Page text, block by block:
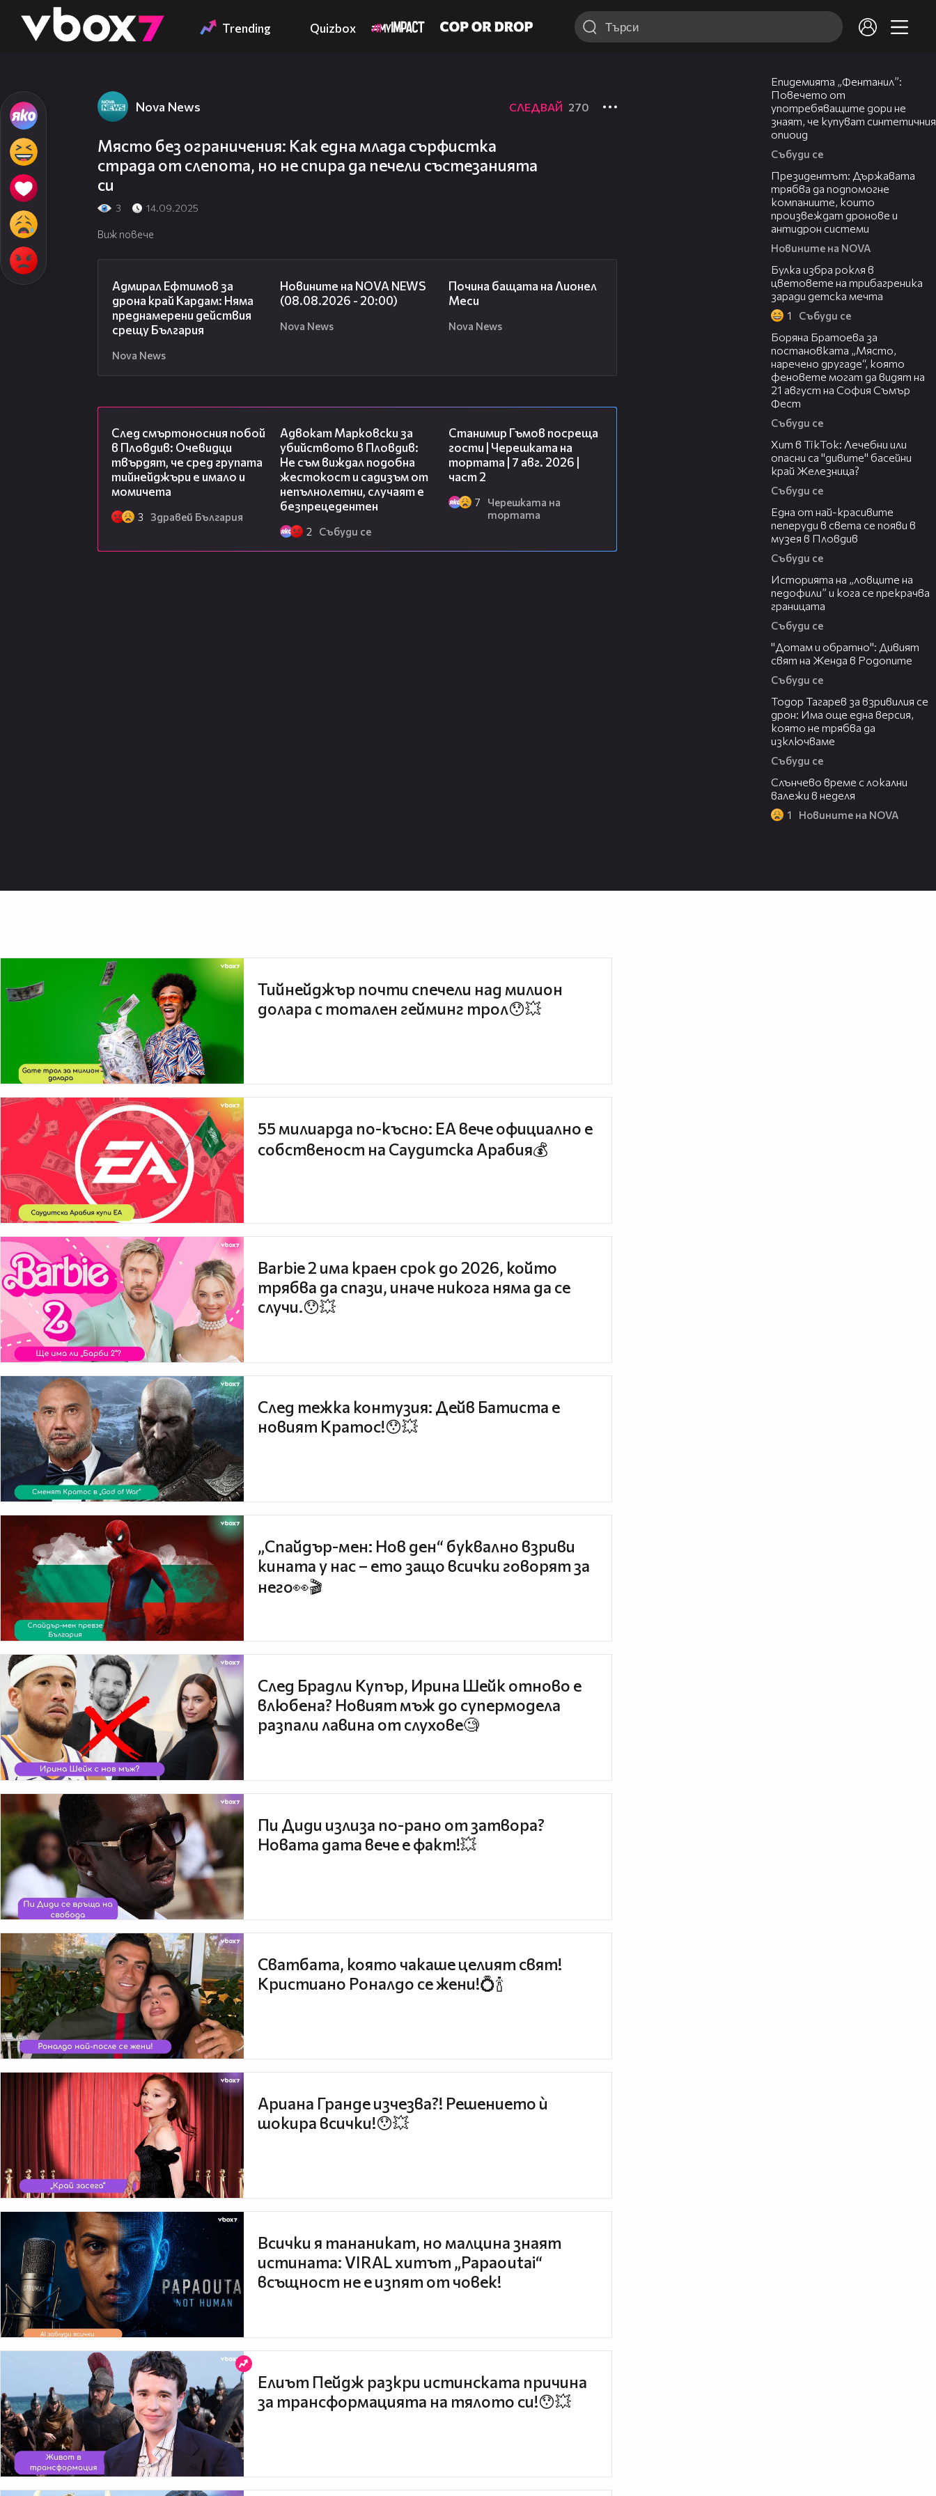
👾 Trending Quizbox
Nova News СЛЕДВАЙ 270
Място без ограничения: Как една млада сърфистка
страда от слепота, но не спира да печели състезанията
си
3 14.09.2025
Виж повече
Адмирал Ефтимов за
дрона край Кардам: Няма
преднамерени действия
срещу България
Nova News
Новините на NOVA NEWS
(08.08.2026 - 20:00)
Nova News
Почина бащата на Лионел
Меси
Nova News
След смъртоносния побой
в Пловдив: Очевидци
твърдят, че сред групата
тийнейджъри е имало и
момичета
3 Здравей България
Адвокат Марковски за
убийството в Пловдив:
Не съм виждал подобна
жестокост и садизъм от
непълнолетни, случаят е
безпрецедентен
2 Събуди се
Станимир Гъмов посреща
гости | Черешката на
тортата | 7 авг. 2026 |
част 2
7
Черешката на
тортата
Епидемията „Фентанил”:
Повечето от
употребяващите дори не
знаят, че купуват синтетичния
опиоид
Събуди се
Президентът: Държавата
трябва да подпомогне
компаниите, които
произвеждат дронове и
антидрон системи
Новините на NOVA
Булка избра рокля в
цветовете на трибагреника
заради детска мечта
1 Събуди се
Боряна Братоева за
постановката „Място,
наречено другаде“, която
феновете могат да видят на
21 август на София Съмър
Фест
Събуди се
Хит в TikTok: Лечебни или
опасни са "дивите" басейни
край Железница?
Събуди се
Една от най-красивите
пеперуди в света се появи в
музея в Пловдив
Събуди се
Историята на „ловците на
педофили” и кога се прекрачва
границата
Събуди се
"Дотам и обратно": Дивият
свят на Женда в Родопите
Събуди се
Тодор Тагарев за взривилия се
дрон: Има още една версия,
която не трябва да
изключваме
Събуди се
Слънчево време с локални
валежи в неделя
1 Новините на NOVA
Тийнейджър почти спечели над милион
долара с тотален гейминг трол😯💥
55 милиарда по-късно: EA вече официално е
собственост на Саудитска Арабия💰
Barbie 2 има краен срок до 2026, който
трябва да спази, иначе никога няма да се
случи.😯💥
След тежка контузия: Дейв Батиста е
новият Кратос!😯💥
„Спайдър-мен: Нов ден“ буквално взриви
кината у нас – ето защо всички говорят за
него👀🎬
След Брадли Купър, Ирина Шейк отново е
влюбена? Новият мъж до супермодела
разпали лавина от слухове🧐
Пи Диди излиза по-рано от затвора?
Новата дата вече е факт!💥
Сватбата, която чакаше целият свят!
Кристиано Роналдо се жени!💍🍾
Ариана Гранде изчезва?! Решението ѝ
шокира всички!😯💥
Всички я тананикат, но малцина знаят
истината: VIRAL хитът „Papaoutai“
всъщност не е изпят от човек!
Елиът Пейдж разкри истинската причина
за трансформацията на тялото си!😯💥